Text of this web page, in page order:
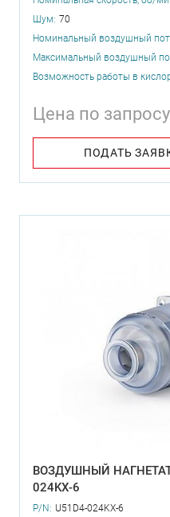
Шум: 70
Номинальный воздушный
Максимальный воздушный
Возможность работы в
Цена по запросу
ПОДАТЬ
ВОЗДУШНЫЙ
024KX-6
P/N: U51D4-024KX-6